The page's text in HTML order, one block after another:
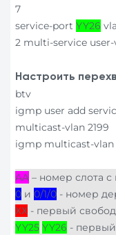
7
service-portYY26
2 multi-service
Настроить
btv
igmp user add
multicast-vlan 2199
igmp multicast-
AA – номер слота с
0 и0/1/0 - номер
ХХ - первый
YY25 YY26 -